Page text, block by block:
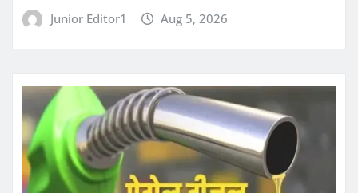
Junior Editor1 Aug 5, 2026